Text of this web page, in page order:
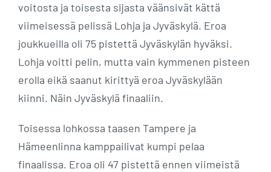
voitosta ja toisesta sijasta väänsivät kättä
viimeisessä pelissä Lohja ja Jyväskylä. Eroa
joukkueilla oli 75 pistettä Jyväskylän hyväksi.
Lohja voitti pelin, mutta vain kymmenen pisteen
erolla eikä saanut kirittyä eroa Jyväskylään
kiinni. Näin Jyväskylä finaaliin.
Toisessa lohkossa taasen Tampere ja
Hämeenlinna kamppailivat kumpi pelaa
finaalissa. Eroa oli 47 pistettä ennen viimeistä